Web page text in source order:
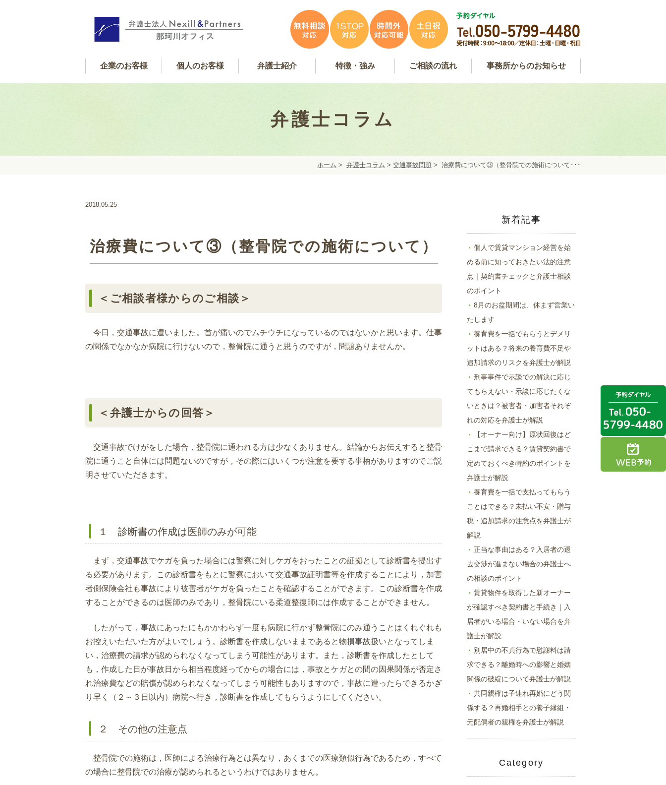
企業のお客様 個人のお客様
個人サポート内容
遺産相続
離婚
借金・金銭
交通事故 弁護士紹介 特徴・強み
特徴・強み
事務所紹介
アンケート掲載 ご相談の流れ
無料相談
お問い合わせ
弁護士費用 事務所からのお知らせ
事務所からのお知らせ
弁護士コラム
弁護士コラム
ホーム > 弁護士コラム > 交通事故問題 > 治療費について③（整骨院での施術について･･･
2018.05.25
治療費について③（整骨院での施術について）
＜ご相談者様からのご相談＞
今日，交通事故に遭いました。首が痛いのでムチウチになっているのではないかと思います。仕事
の関係でなかなか病院に行けないので，整骨院に通うと思うのですが，問題ありませんか。
＜弁護士からの回答＞
交通事故でけがをした場合，整骨院に通われる方は少なくありません。結論からお伝えすると整骨
院に通うこと自体には問題ないのですが，その際にはいくつか注意を要する事柄がありますのでご説
明させていただきます。
１ 診断書の作成は医師のみが可能
まず，交通事故でケガを負った場合には警察に対しケガをおったことの証拠として診断書を提出す
る必要があります。この診断書をもとに警察において交通事故証明書等を作成することにより，加害
者側保険会社も事故により被害者がケガを負ったことを確認することができます。この診断書を作成
することができるのは医師のみであり，整骨院にいる柔道整復師には作成することができません。
したがって，事故にあったにもかかわらず一度も病院に行かず整骨院にのみ通うことはくれぐれも
お控えいただいた方がよいでしょう。診断書を作成しないままであると物損事故扱いとなってしま
い，治療費の請求が認められなくなってしまう可能性があります。また，診断書を作成したとして
も，作成した日が事故日から相当程度経ってからの場合には，事故とケガとの間の因果関係が否定さ
れ治療費などの賠償が認められなくなってしまう可能性もありますので，事故に遭ったらできるかぎ
り早く（２～３日以内）病院へ行き，診断書を作成してもらうようにしてください。
２ その他の注意点
整骨院での施術は，医師による治療行為とは異なり，あくまでの医療類似行為であるため，すべて
の場合に整骨院での治療が認められるというわけではありません。
新着記事
個人で賃貸マンション経営を始
める前に知っておきたい法的注意
点｜契約書チェックと弁護士相談
のポイント
8月のお盆期間は、休まず営業い
たします
養育費を一括でもらうとデメリ
ットはある？将来の養育費不足や
追加請求のリスクを弁護士が解説
刑事事件で示談での解決に応じ
てもらえない・示談に応じたくな
いときは？被害者・加害者それぞ
れの対応を弁護士が解説
【オーナー向け】原状回復はど
こまで請求できる？賃貸契約書で
定めておくべき特約のポイントを
弁護士が解説
養育費を一括で支払ってもらう
ことはできる？未払い不安・贈与
税・追加請求の注意点を弁護士が
解説
正当な事由はある？入居者の退
去交渉が進まない場合の弁護士へ
の相談のポイント
賃貸物件を取得した新オーナー
が確認すべき契約書と手続き｜入
居者がいる場合・いない場合を弁
護士が解説
別居中の不貞行為で慰謝料は請
求できる？離婚時への影響と婚姻
関係の破綻について弁護士が解説
共同親権は子連れ再婚にどう関
係する？再婚相手との養子縁組・
元配偶者の親権を弁護士が解説
Category